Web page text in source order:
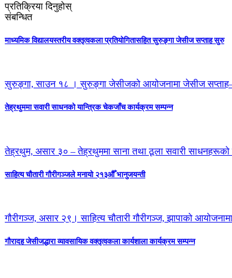
प्रतिक्रिया दिनुहोस्
संबन्धित
माध्यमिक विद्यालयस्तरीय वक्तृत्वकला प्रतियोगितासहित सुरुङ्गा जेसीज सप्ताह सुरु
सुरुङ्गा, साउन १८ । सुरुङ्गा जेसीजको आयोजनामा जेसीज
तेह्रथुममा सवारी साधनको यान्त्रिक चेकजाँच कार्यक्रम सम्पन्न
तेह्रथुम, असार ३० – तेह्रथुममा साना तथा ठूला सवारी साधनहरूको
साहित्य चौतारी गौरीगञ्जले मनायो २१३औँ भानुजयन्ती
गौरीगञ्ज, असार २९। साहित्य चौतारी गौरीगञ्ज, झापाको
गौरादह जेसीजद्धारा व्यावसायिक वक्तृत्वकला कार्यशाला कार्यक्रम सम्पन्न